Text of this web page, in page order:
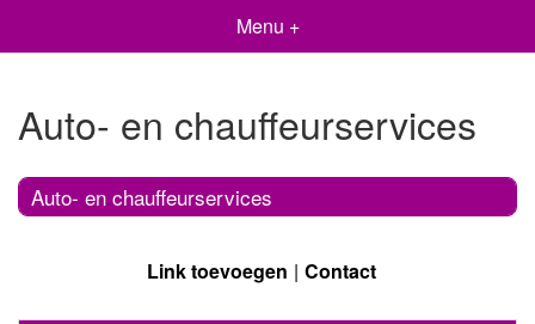
Menu +
Auto- en chauffeurservices
Auto- en chauffeurservices
Link toevoegen Contact